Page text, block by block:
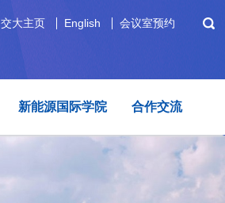
交大主页 English 会议室预约
新能源国际学院 合作交流